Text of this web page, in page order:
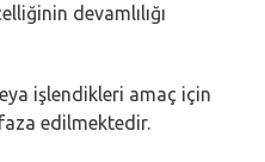
devamlılığı
işlendikleri amaç için
edilmektedir.